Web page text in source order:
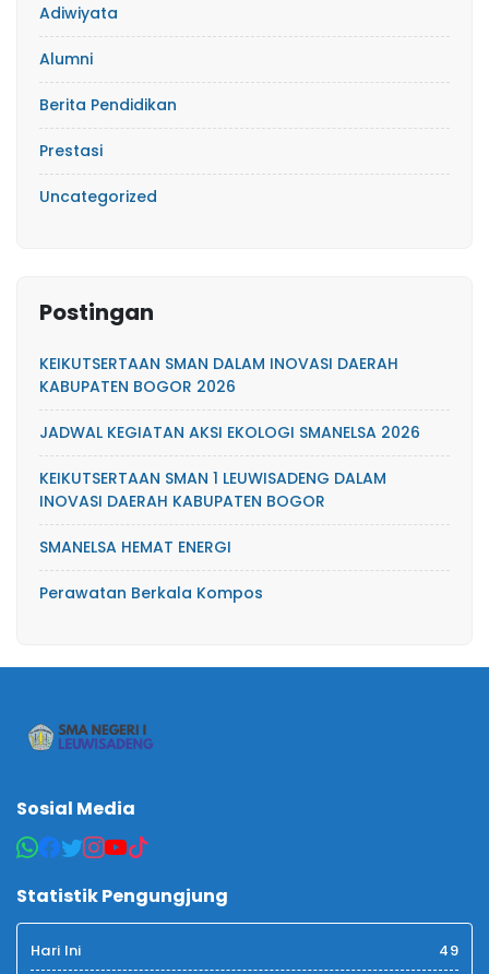
Adiwiyata
Alumni
Berita Pendidikan
Prestasi
Uncategorized
Postingan
KEIKUTSERTAAN SMAN DALAM INOVASI DAERAH
KABUPATEN BOGOR 2026
JADWAL KEGIATAN AKSI EKOLOGI SMANELSA 2026
KEIKUTSERTAAN SMAN 1 LEUWISADENG DALAM
INOVASI DAERAH KABUPATEN BOGOR
SMANELSA HEMAT ENERGI
Perawatan Berkala Kompos
Sosial Media
Statistik Pengungjung
Hari Ini 49